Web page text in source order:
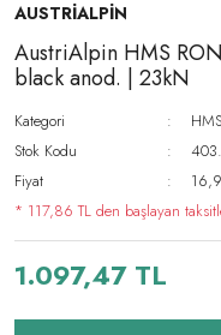
AUSTRİALPİN
AustriAlpin HMS
black anod. | 23kN
Kategori
Stok Kodu
Fiyat
* 117,86 TL den başlayan
1.097,47 TL